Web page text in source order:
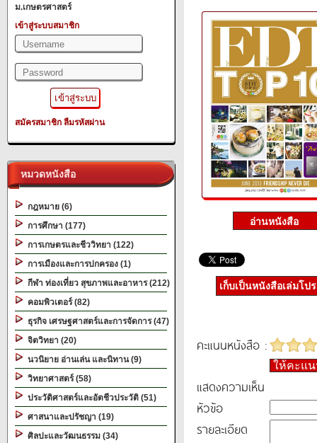
ม.เกษตรศาสตร์
เข้าสู่ระบบสมาชิก
สมัครสมาชิก ลืมรหัสผ่าน
หมวดหนังสือ
กฎหมาย (6)
การศึกษา (177)
การเกษตรและชีววิทยา (122)
การเมืองและการปกครอง (1)
กีฬา ท่องเที่ยว สุขภาพและอาหาร (212)
คอมพิวเตอร์ (82)
ธุรกิจ เศรษฐศาสตร์และการจัดการ (47)
จิตวิทยา (20)
นวนิยาย อ่านเล่น และนิทาน (9)
วิทยาศาสตร์ (58)
ประวัติศาสตร์และอัตชีวประวัติ (51)
ศาสนาและปรัชญา (19)
ศิลปะและวัฒนธรรม (34)
เก็บเป็นหนังสือเล่มโป
คะแนนหนังสือ :
ให้คะแ
แสดงความเห็น
หัวข้อ
รายละเอียด